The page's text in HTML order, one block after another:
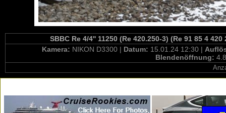
SBBC Re 4/4'' 11250 (Re 420.250-3) (Re 91 85 4
Kamera: NIKON D3300 | Datum: 15.01.24 12:30 |
Blendenöffnung: